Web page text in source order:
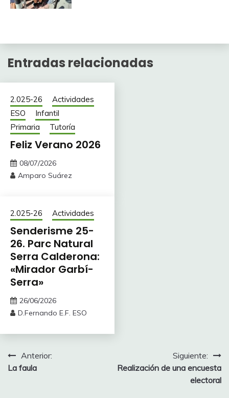
Entradas relacionadas
2.025-26
Actividades
ESO
Infantil
Primaria
Tutoría
Feliz Verano 2026
08/07/2026
Amparo Suárez
2.025-26 Actividades
Senderisme 25-
26. Parc Natural
Serra Calderona:
«Mirador Garbí-
Serra»
26/06/2026
D.Fernando E.F. ESO
Navegación
de
Anterior:
La faula
Siguiente:
Realización de una encuesta
electoral